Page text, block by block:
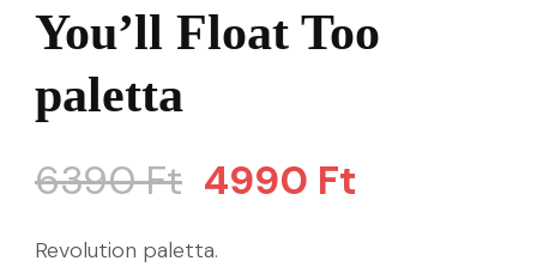
You’ll Float Too
paletta
6390Ft Original
4990 Ft
Revolution paletta.